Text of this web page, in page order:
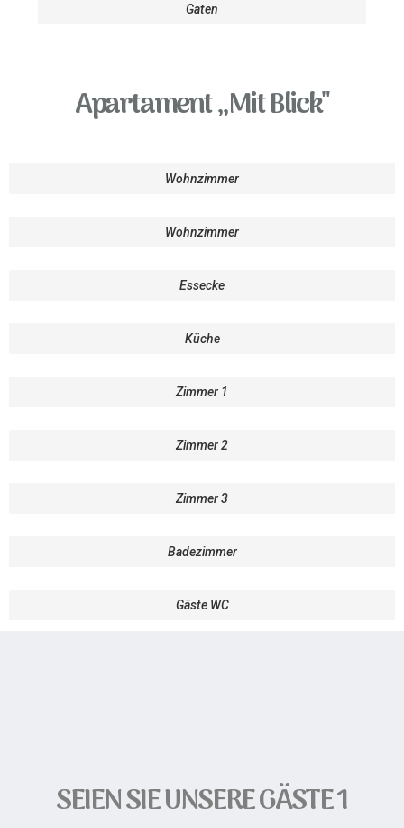
Gaten
Apartament ,,Mit Blick"
Wohnzimmer
Wohnzimmer
Essecke
Küche
Zimmer 1
Zimmer 2
Zimmer 3
Badezimmer
Gäste WC
SEIEN SIE UNSERE GÄSTE 1